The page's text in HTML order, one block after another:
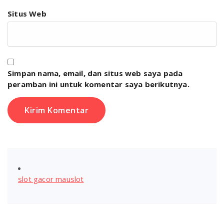
Situs Web
Simpan nama, email, dan situs web saya pada
peramban ini untuk komentar saya berikutnya.
slot gacor mauslot